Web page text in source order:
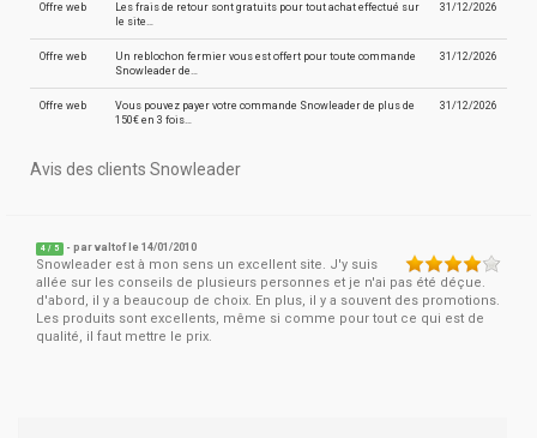
Offre web
Les frais de retour sont gratuits pour tout achat effectué sur
le site…
31/12/2026
Offre web
Un reblochon fermier vous est offert pour toute commande
Snowleader de…
31/12/2026
Offre web
Vous pouvez payer votre commande Snowleader de plus de
150€ en 3 fois…
31/12/2026
Avis des clients Snowleader
4 / 5 - parvaltofle 14/01/2010
Snowleader est à mon sens un excellent site. J'y suis
allée sur les conseils de plusieurs personnes et je n'ai pas été déçue.
d'abord, il y a beaucoup de choix. En plus, il y a souvent des promotions.
Les produits sont excellents, même si comme pour tout ce qui est de
qualité, il faut mettre le prix.